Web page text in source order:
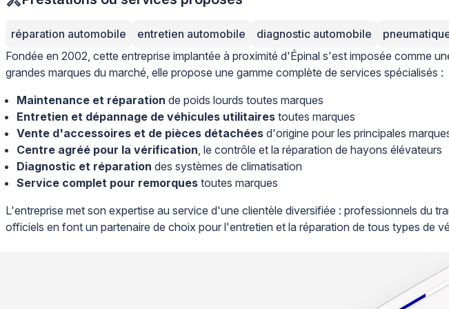
réparation automobile entretien automobile diagnostic automobile
Fondée en 2002, cette entreprise implantée à proximité d'Épinal s'est imposée comme
grandes marques du marché, elle propose une gamme complète de services spécialisés :
Maintenance et réparation de poids lourds toutes marques
Entretien et dépannage de véhicules utilitaires toutes marques
Vente d'accessoires et de pièces détachées d'origine pour les principales
Centre agréé pour la vérification, le contrôle et la réparation de hayons élévateurs
Diagnostic et réparation des systèmes de climatisation
Service complet pour remorques toutes marques
L'entreprise met son expertise au service d'une clientèle diversifiée : professionnels du
officiels en font un partenaire de choix pour l'entretien et la réparation de tous types de